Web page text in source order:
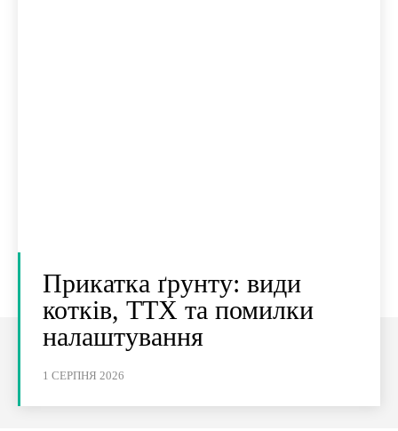
Прикатка ґрунту: види
котків, ТТХ та помилки
налаштування
1 СЕРПНЯ 2026